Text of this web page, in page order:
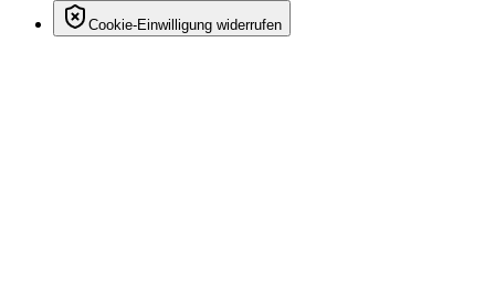
Cookie-Einwilligung widerrufen